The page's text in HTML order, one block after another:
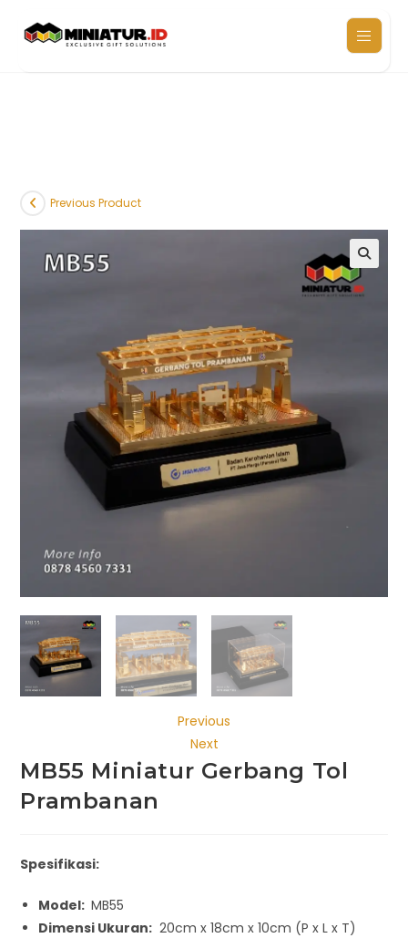
Previous Product
🔍
Previous
Next
MB55 Miniatur Gerbang Tol
Prambanan
Spesifikasi:
Model: MB55
Dimensi Ukuran: 20cm x 18cm x 10cm (P x L x T)